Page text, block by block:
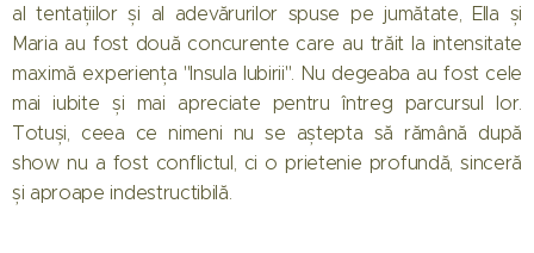
al tentațiilor și al adevărurilor spuse pe jumătate, Ella și
Maria au fost două concurente care au trăit la intensitate
maximă experiența "Insula Iubirii". Nu degeaba au fost cele
mai iubite și mai apreciate pentru întreg parcursul lor.
Totuși, ceea ce nimeni nu se aștepta să rămână după
show nu a fost conflictul, ci o prietenie profundă, sinceră
și aproape indestructibilă.